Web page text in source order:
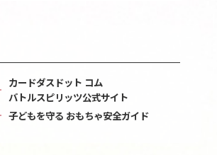
カードダスドット コム
バトルスピリッツ公式サイト
子どもを守る おもちゃ安全ガイド